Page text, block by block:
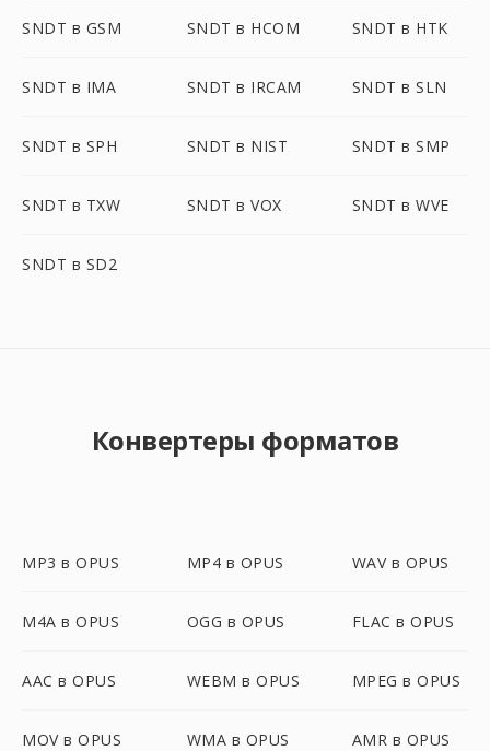
SNDT в GSM SNDT в HCOM SNDT в HTK
SNDT в IMA SNDT в IRCAM SNDT в SLN
SNDT в SPH SNDT в NIST SNDT в SMP
SNDT в TXW SNDT в VOX SNDT в WVE
SNDT в SD2
Конвертеры форматов
MP3 в OPUS MP4 в OPUS WAV в OPUS
M4A в OPUS OGG в OPUS FLAC в OPUS
AAC в OPUS WEBM в OPUS MPEG в OPUS
MOV в OPUS WMA в OPUS AMR в OPUS